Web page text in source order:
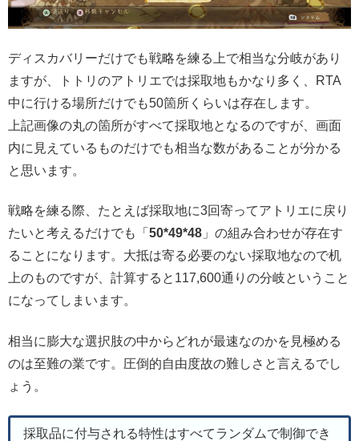
ディスカバリーだけでも戦略を練る上で相当な分岐があり
ますが、トトリのアトリエでは採取地もかなり多く、RTA
中に行ける場所だけでも50箇所くらいは存在します。
上記画像の丸の箇所がすべて採取地となるのですが、画面
内に見えているものだけでも相当な数があることが分かる
と思います。
戦略を練る際、たとえば採取地に3回寄ってアトリエに戻り
たいと考えるだけでも「 50*49*48 」の組み合わせが存在す
ることになります。大抵は寄る必要のない採取地なので机
上のものですが、計算すると117,600通りの分岐ということ
になってしまいます。
相当に膨大な選択肢の中からどれが最速なのかを見極める
のは至難の業です。圧倒的自由度故の難しさと言えるでし
ょう。
採取品に付与される特性はすべてランダムで制御でき